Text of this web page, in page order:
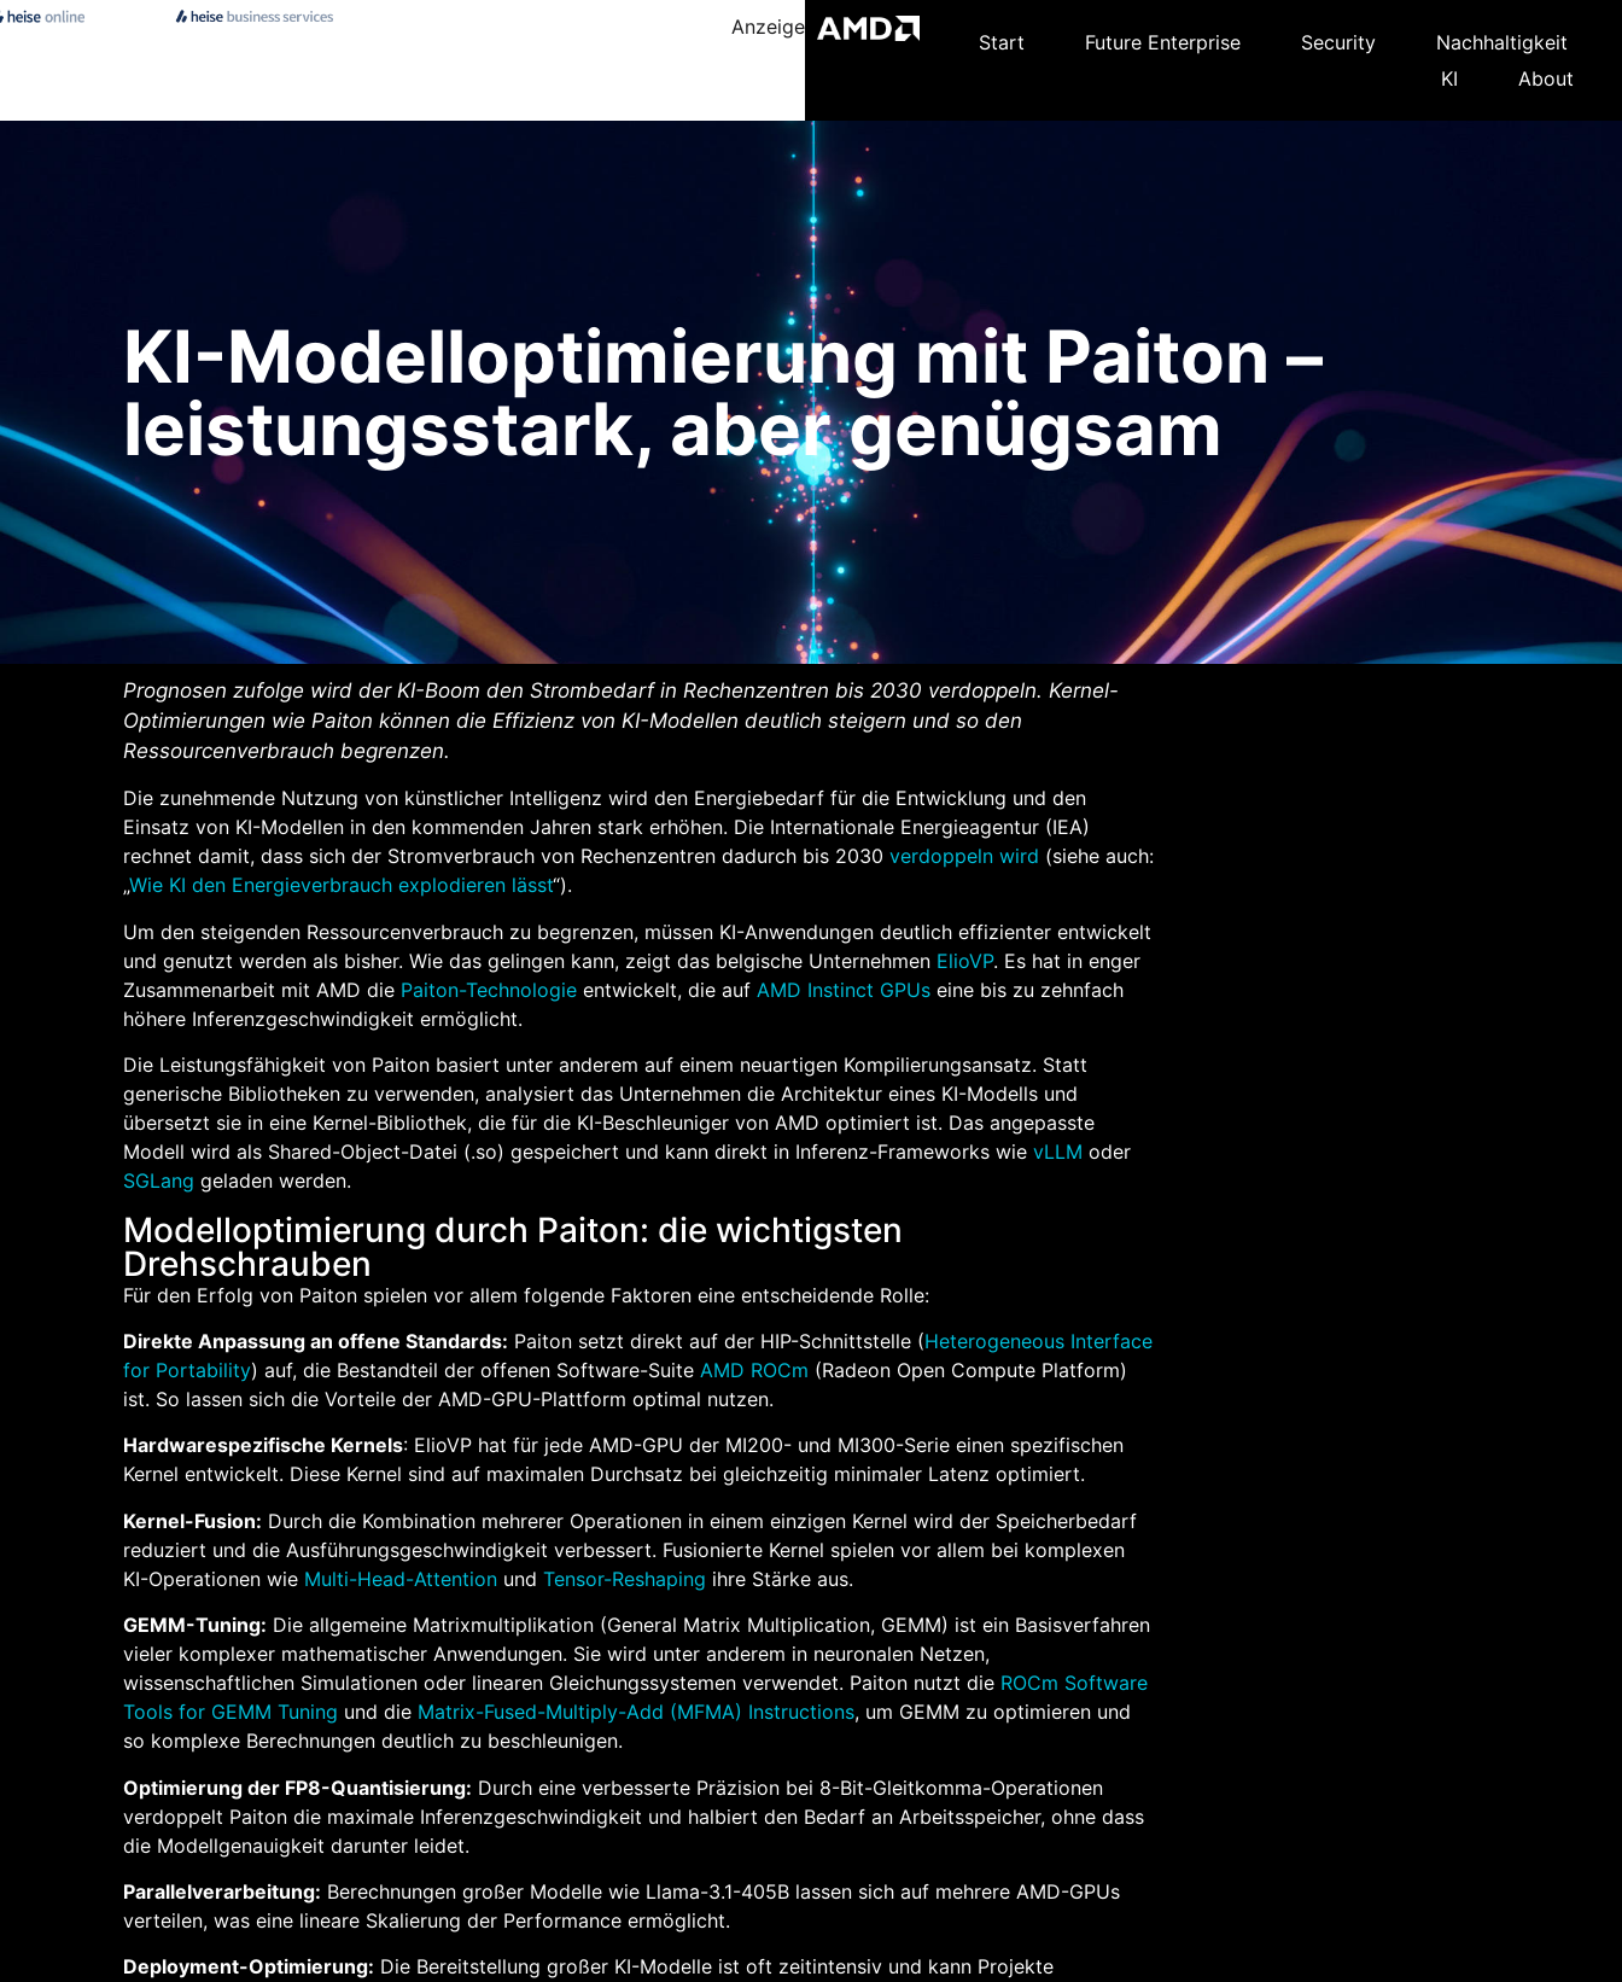
Anzeige
Start Future Enterprise Security
Nachhaltigkeit
KI
About
KI-Modelloptimierung mit Paiton –
leistungsstark, aber genügsam
Prognosen zufolge wird der KI-Boom den Strombedarf in Rechenzentren bis 2030 verdoppeln. Kernel-
Optimierungen wie Paiton können die Effizienz von KI-Modellen deutlich steigern und so den
Ressourcenverbrauch begrenzen.
Die zunehmende Nutzung von künstlicher Intelligenz wird den Energiebedarf für die Entwicklung und den
Einsatz von KI-Modellen in den kommenden Jahren stark erhöhen. Die Internationale Energieagentur (IEA)
rechnet damit, dass sich der Stromverbrauch von Rechenzentren dadurch bis 2030 verdoppeln wird (siehe auch:
„Wie KI den Energieverbrauch explodieren lässt“).
Um den steigenden Ressourcenverbrauch zu begrenzen, müssen KI-Anwendungen deutlich effizienter entwickelt
und genutzt werden als bisher. Wie das gelingen kann, zeigt das belgische Unternehmen ElioVP. Es hat in enger
Zusammenarbeit mit AMD die Paiton-Technologie entwickelt, die auf AMD Instinct GPUs eine bis zu zehnfach
höhere Inferenzgeschwindigkeit ermöglicht.
Die Leistungsfähigkeit von Paiton basiert unter anderem auf einem neuartigen Kompilierungsansatz. Statt
generische Bibliotheken zu verwenden, analysiert das Unternehmen die Architektur eines KI-Modells und
übersetzt sie in eine Kernel-Bibliothek, die für die KI-Beschleuniger von AMD optimiert ist. Das angepasste
Modell wird als Shared-Object-Datei (.so) gespeichert und kann direkt in Inferenz-Frameworks wie vLLM oder
SGLang geladen werden.
Modelloptimierung durch Paiton: die wichtigsten
Drehschrauben
Für den Erfolg von Paiton spielen vor allem folgende Faktoren eine entscheidende Rolle:
Direkte Anpassung an offene Standards: Paiton setzt direkt auf der HIP-Schnittstelle (Heterogeneous Interface
for Portability) auf, die Bestandteil der offenen Software-Suite AMD ROCm (Radeon Open Compute Platform)
ist. So lassen sich die Vorteile der AMD-GPU-Plattform optimal nutzen.
Hardwarespezifische Kernels: ElioVP hat für jede AMD-GPU der MI200- und MI300-Serie einen spezifischen
Kernel entwickelt. Diese Kernel sind auf maximalen Durchsatz bei gleichzeitig minimaler Latenz optimiert.
Kernel-Fusion: Durch die Kombination mehrerer Operationen in einem einzigen Kernel wird der Speicherbedarf
reduziert und die Ausführungsgeschwindigkeit verbessert. Fusionierte Kernel spielen vor allem bei komplexen
KI-Operationen wie Multi-Head-Attention und Tensor-Reshaping ihre Stärke aus.
GEMM-Tuning: Die allgemeine Matrixmultiplikation (General Matrix Multiplication, GEMM) ist ein Basisverfahren
vieler komplexer mathematischer Anwendungen. Sie wird unter anderem in neuronalen Netzen,
wissenschaftlichen Simulationen oder linearen Gleichungssystemen verwendet. Paiton nutzt die ROCm Software
Tools for GEMM Tuning und die Matrix-Fused-Multiply-Add (MFMA) Instructions, um GEMM zu optimieren und
so komplexe Berechnungen deutlich zu beschleunigen.
Optimierung der FP8-Quantisierung: Durch eine verbesserte Präzision bei 8-Bit-Gleitkomma-Operationen
verdoppelt Paiton die maximale Inferenzgeschwindigkeit und halbiert den Bedarf an Arbeitsspeicher, ohne dass
die Modellgenauigkeit darunter leidet.
Parallelverarbeitung: Berechnungen großer Modelle wie Llama-3.1-405B lassen sich auf mehrere AMD-GPUs
verteilen, was eine lineare Skalierung der Performance ermöglicht.
Deployment-Optimierung: Die Bereitstellung großer KI-Modelle ist oft zeitintensiv und kann Projekte